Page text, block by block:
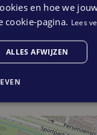
en hoe we
cookie-pagina. Lees
ALLES AFWIJZEN